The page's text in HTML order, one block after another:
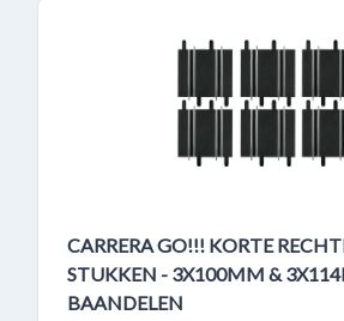
CARRERA GO!!! KORTE
STUKKEN - 3X100MM &
BAANDELEN